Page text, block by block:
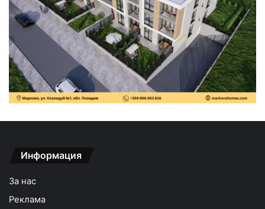
Информация
За нас
Реклама